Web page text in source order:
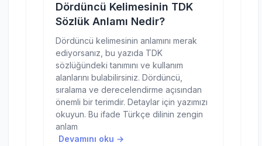
Dördüncü Kelimesinin TDK
Sözlük Anlamı Nedir?
Dördüncü kelimesinin anlamını merak
ediyorsanız, bu yazıda TDK
sözlüğündeki tanımını ve kullanım
alanlarını bulabilirsiniz. Dördüncü,
sıralama ve derecelendirme açısından
önemli bir terimdir. Detaylar için yazımızı
okuyun. Bu ifade Türkçe dilinin zengin
anlam
Devamını oku →